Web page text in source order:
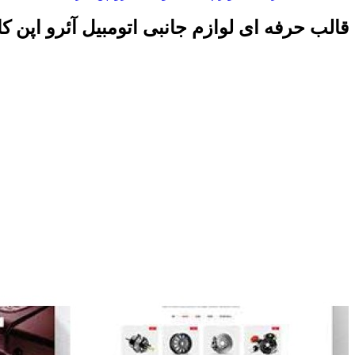
قالب حرفه ای لوازم جانبی اتومبیل آئرو اپن